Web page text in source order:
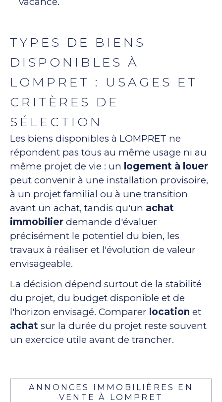
TYPES DE BIENS
DISPONIBLES À
LOMPRET : USAGES ET
CRITÈRES DE
SÉLECTION
Les biens disponibles à LOMPRET ne
répondent pas tous au même usage ni au
même projet de vie : un logement à louer
peut convenir à une installation provisoire,
à un projet familial ou à une transition
avant un achat, tandis qu'un achat
immobilier demande d'évaluer
précisément le potentiel du bien, les
travaux à réaliser et l'évolution de valeur
envisageable.
La décision dépend surtout de la stabilité
du projet, du budget disponible et de
l'horizon envisagé. Comparer location et
achat sur la durée du projet reste souvent
un exercice utile avant de trancher.
ANNONCES IMMOBILIÈRES EN
VENTE À LOMPRET